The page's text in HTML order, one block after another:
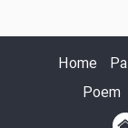
Home
Poem